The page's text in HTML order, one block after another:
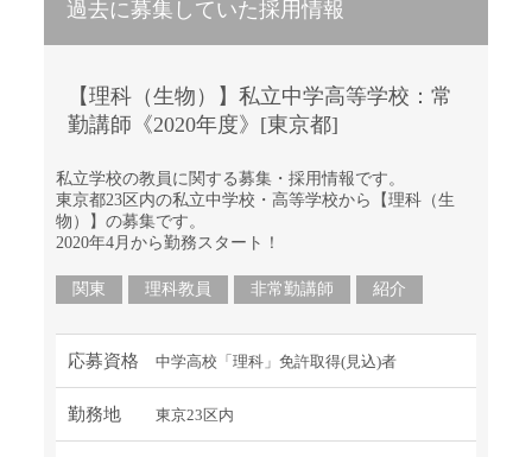
過去に募集していた採用情報
【理科（生物）】私立中学高等学校：常
勤講師《2020年度》[東京都]
私立学校の教員に関する募集・採用情報です。
東京都23区内の私立中学校・高等学校から【理科（生
物）】の募集です。
2020年4月から勤務スタート！
関東 理科教員 非常勤講師 紹介
応募資格 中学高校「理科」免許取得(見込)者
勤務地 東京23区内